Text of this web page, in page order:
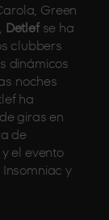
Green
Detlefse ha
clubbers
dinámicos
noches
ha
giras en
de
el evento
y